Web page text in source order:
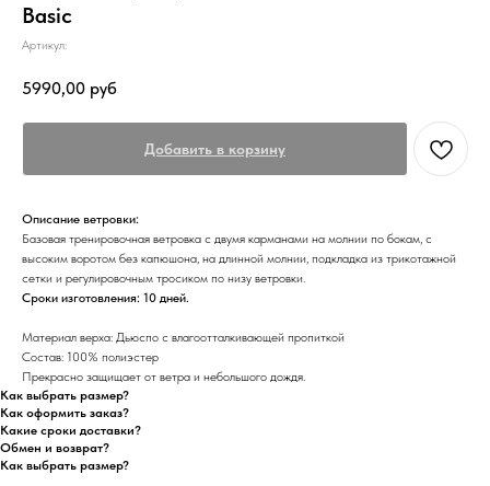
Basic
Артикул:
5990,00 руб
Добавить в корзину
Описание ветровки:
Базовая тренировочная ветровка с двумя карманами на молнии по бокам, с
высоким воротом без капюшона, на длинной молнии, подкладка из трикотажной
сетки и регулировочным тросиком по низу ветровки.
Сроки изготовления: 10 дней.
Материал верха: Дьюспо с влагоотталкивающей пропиткой
Состав: 100% полиэстер
Прекрасно защищает от ветра и небольшого дождя.
Как выбрать размер?
Как оформить заказ?
Какие сроки доставки?
Обмен и возврат?
Как выбрать размер?